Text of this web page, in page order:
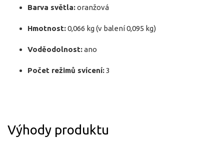
Barva světla:oranžová
Hmotnost:0,066 kg (v balení 0,095 kg)
Voděodolnost:ano
Počet režimů svícení:3
Výhody produktu